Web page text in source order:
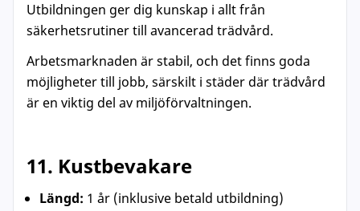
Utbildningen ger dig kunskap i allt från
säkerhetsrutiner till avancerad trädvård.
Arbetsmarknaden är stabil, och det finns goda
möjligheter till jobb, särskilt i städer där trädvård
är en viktig del av miljöförvaltningen.
11. Kustbevakare
Längd: 1 år (inklusive betald utbildning)